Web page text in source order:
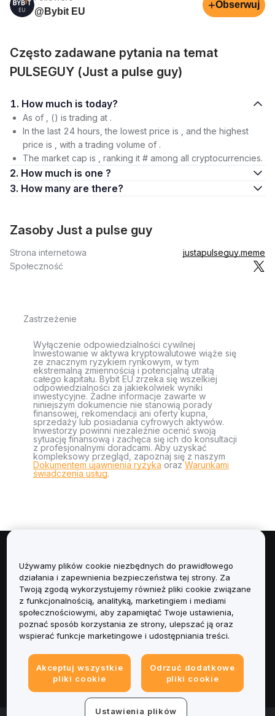
@Bybit EU
+Obserwuj
Często zadawane pytania na temat
PULSEGUY (Just a pulse guy)
1. How much is today?
As of , () is trading at .
In the last 24 hours, the lowest price is , and the highest
price is , with a trading volume of .
The market cap is , ranking it # among all cryptocurrencies.
2. How much is one ?
3. How many are there?
Zasoby Just a pulse guy
Strona internetowa
justapulseguy.meme
Społeczność
Zastrzeżenie
Wyłączenie odpowiedzialności cywilnej
Inwestowanie w aktywa kryptowalutowe wiąże się
ze znacznym ryzykiem rynkowym, w tym
ekstremalną zmiennością i potencjalną utratą
całego kapitału. Bybit EU zrzeka się wszelkiej
odpowiedzialności za jakiekolwiek wyniki
inwestycyjne. Żadne informacje zawarte w
niniejszym dokumencie nie stanowią porady
finansowej, rekomendacji ani oferty kupna,
sprzedaży lub posiadania cyfrowych aktywów.
Inwestorzy powinni niezależnie ocenić swoją
sytuację finansową i zachęca się ich do konsultacji
z profesjonalnymi doradcami. Aby uzyskać
kompleksowy przegląd, zapoznaj się z naszym
Dokumentem ujawnienia ryzyka orazWarunkami
świadczenia usług.
Informacje
Usługi
Obsługa Klienta
Informacje prawne
Używamy plików cookie niezbędnych do prawidłowego
działania i zapewnienia bezpieczeństwa tej strony. Za
Twoją zgodą wykorzystujemy również pliki cookie związane
z funkcjonalnością, analityką, marketingiem i mediami
społecznościowymi, aby zapamiętać Twoje ustawienia,
poznać sposób korzystania ze strony, ulepszać ją oraz
wspierać funkcje marketingowe i udostępniania treści.
Akceptuj wszystkie
pliki cookie
Odrzuć dodatkowe
pliki cookie
Ustawienia plików